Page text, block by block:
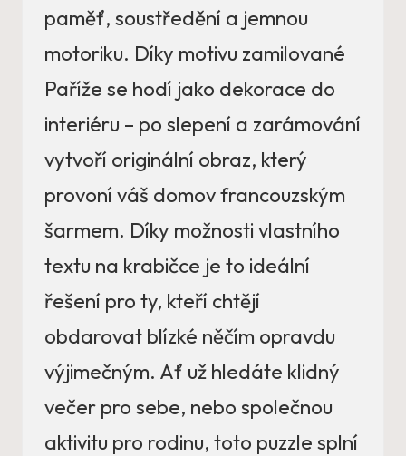
paměť, soustředění a jemnou
motoriku. Díky motivu zamilované
Paříže se hodí jako dekorace do
interiéru – po slepení a zarámování
vytvoří originální obraz, který
provoní váš domov francouzským
šarmem. Díky možnosti vlastního
textu na krabičce je to ideální
řešení pro ty, kteří chtějí
obdarovat blízké něčím opravdu
výjimečným. Ať už hledáte klidný
večer pro sebe, nebo společnou
aktivitu pro rodinu, toto puzzle splní